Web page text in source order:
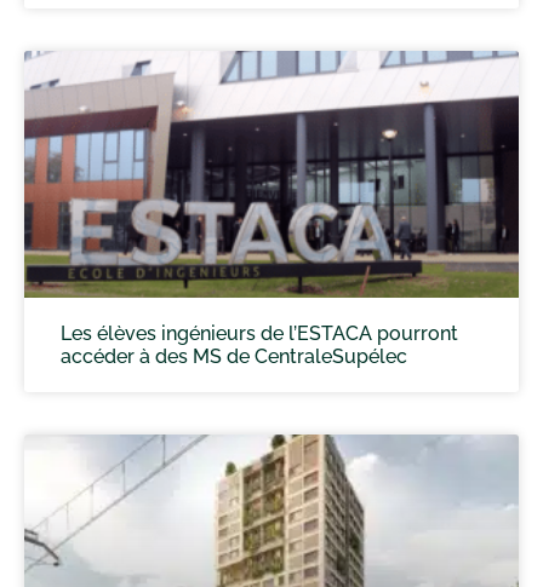
Les élèves ingénieurs de l’ESTACA pourront
accéder à des MS de CentraleSupélec